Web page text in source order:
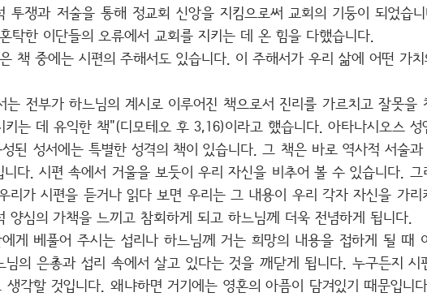
투쟁과 저술을 통해 정교회 신앙을 지킴으로써 교회의 기둥이 되었습
탁한 이단들의 오류에서 교회를 지키는 데 온 힘을 다했습니다.
책 중에는 시편의 주해서도 있습니다. 이 주해서가 우리 삶에 어떤 가
는 전부가 하느님의 계시로 이루어진 책으로서 진리를 가르치고 잘못
는 데 유익한 책"(디모테오 후 3,16)이라고 했습니다. 아타나시오스 성
된 성서에는 특별한 성격의 책이 있습니다. 그 책은 바로 역사적 서술
니다. 시편 속에서 거울을 보듯이 우리 자신을 비추어 볼 수 있습니다.
리가 시편을 듣거나 읽다 보면 우리는 그 내용이 우리 각자 자신을 가
양심의 가책을 느끼고 참회하게 되고 하느님께 더욱 전념하게 됩니다.
게 베풀어 주시는 섭리나 하느님께 거는 희망의 내용을 접하게 될 때
님의 은총과 섭리 속에서 살고 있다는 것을 깨닫게 됩니다. 누구든지
각할 것입니다. 왜냐하면 거기에는 영혼의 아픔이 담겨있기 때문입니